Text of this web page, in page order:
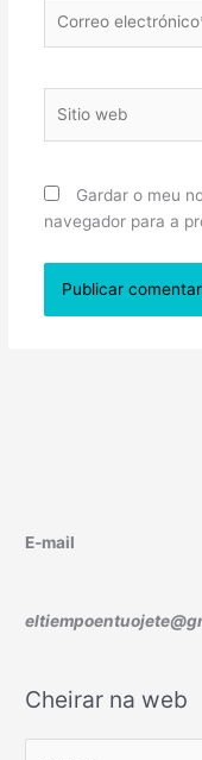
electrónico*
web
Gardar o meu
navegador para a
E-mail
Cheirar na web